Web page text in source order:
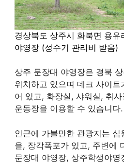
경상북도 상주시 화북면 용
야영장 (성수기 관리비 받음)
상주 문장대 야영장은 경북
위치하고 있으며 데크 사이트
어 있고, 화장실, 샤워실, 취
운동장을 이용할 수 있습니다.
인근에 가볼만한 관광지는
을, 장각폭포가 있고, 주변에
문장대 야영장, 상주학생야영